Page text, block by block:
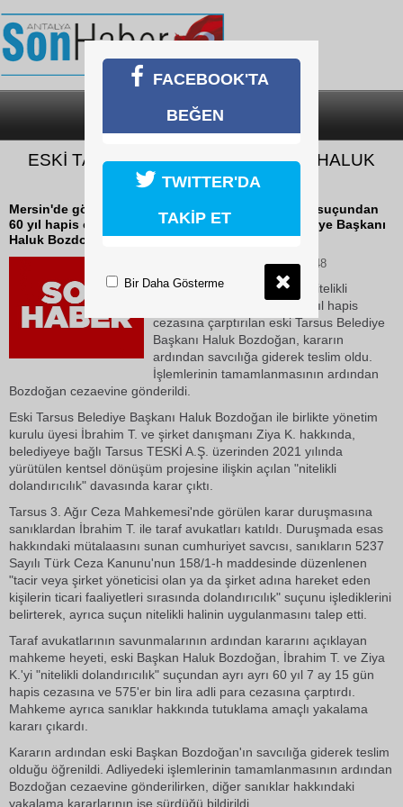
SON DAKİKA
ESKİ TARSUS BELEDİYE BAŞKANI HALUK
BOZDOĞAN TUTUKLANDI
Mersin'de görülen davada "nitelikli dolandırıcılık" suçundan
60 yıl hapis cezasına çarptırılan eski Tarsus Belediye Başkanı
Haluk Bozdoğan, kararın...
10 Haziran 2026 Çarşamba 17:48
Mersin'de görülen davada "nitelikli
dolandırıcılık" suçundan 60 yıl hapis
cezasına çarptırılan eski Tarsus Belediye
Başkanı Haluk Bozdoğan, kararın
ardından savcılığa giderek teslim oldu.
İşlemlerinin tamamlanmasının ardından
Bozdoğan cezaevine gönderildi.
Eski Tarsus Belediye Başkanı Haluk Bozdoğan ile birlikte yönetim
kurulu üyesi İbrahim T. ve şirket danışmanı Ziya K. hakkında,
belediyeye bağlı Tarsus TESKİ A.Ş. üzerinden 2021 yılında
yürütülen kentsel dönüşüm projesine ilişkin açılan "nitelikli
dolandırıcılık" davasında karar çıktı.
Tarsus 3. Ağır Ceza Mahkemesi'nde görülen karar duruşmasına
sanıklardan İbrahim T. ile taraf avukatları katıldı. Duruşmada esas
hakkındaki mütalaasını sunan cumhuriyet savcısı, sanıkların 5237
Sayılı Türk Ceza Kanunu'nun 158/1-h maddesinde düzenlenen
"tacir veya şirket yöneticisi olan ya da şirket adına hareket eden
kişilerin ticari faaliyetleri sırasında dolandırıcılık" suçunu işlediklerini
belirterek, ayrıca suçun nitelikli halinin uygulanmasını talep etti.
Taraf avukatlarının savunmalarının ardından kararını açıklayan
mahkeme heyeti, eski Başkan Haluk Bozdoğan, İbrahim T. ve Ziya
K.'yi "nitelikli dolandırıcılık" suçundan ayrı ayrı 60 yıl 7 ay 15 gün
hapis cezasına ve 575'er bin lira adli para cezasına çarptırdı.
Mahkeme ayrıca sanıklar hakkında tutuklama amaçlı yakalama
kararı çıkardı.
Kararın ardından eski Başkan Bozdoğan'ın savcılığa giderek teslim
olduğu öğrenildi. Adliyedeki işlemlerinin tamamlanmasının ardından
Bozdoğan cezaevine gönderilirken, diğer sanıklar hakkındaki
yakalama kararlarının ise sürdüğü bildirildi.
FACEBOOK'TA
BEĞEN
TWITTER'DA
TAKİP ET
Bir Daha Gösterme